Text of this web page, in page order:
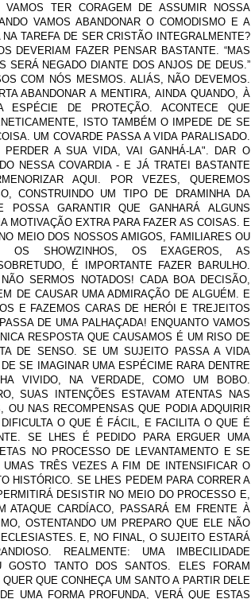
TER CORAGEM DE ASSUMIR NOSSA
VAMOS ABANDONAR O COMODISMO E A
TAREFA DE SER CRISTÃO INTEGRALMENTE?
DEVERIAM FAZER PENSAR BASTANTE. “MAS
SERÁ NEGADO DIANTE DOS ANJOS DE DEUS.”
COM NÓS MESMOS. ALIÁS, NÃO DEVEMOS.
ABANDONAR A MENTIRA, AINDA QUANDO, À
ESPÉCIE DE PROTEÇÃO. ACONTECE QUE
ISTO TAMBÉM O IMPEDE DE SE
UM COVARDE PASSA A VIDA PARALISADO.
A SUA VIDA, VAI GANHÁ-LA". DAR O
NESSA COVARDIA - E JÁ TRATEI BASTANTE
AQUI. POR VEZES, QUEREMOS
CONSTRUINDO UM TIPO DE DRAMINHA DA
POSSA GARANTIR QUE GANHARÁ ALGUNS
MOTIVAÇÃO EXTRA PARA FAZER AS COISAS. E
MEIO DOS NOSSOS AMIGOS, FAMILIARES OU
OS SHOWZINHOS, OS EXAGEROS, AS
É IMPORTANTE FAZER BARULHO.
SERMOS NOTADOS! CADA BOA DECISÃO,
DE CAUSAR UMA ADMIRAÇÃO DE ALGUÉM. E
E FAZEMOS CARAS DE HERÓI E TREJEITOS
DE UMA PALHAÇADA! ENQUANTO VAMOS
RESPOSTA QUE CAUSAMOS É UM RISO DE
DE SENSO. SE UM SUJEITO PASSA A VIDA
SE IMAGINAR UMA ESPÉCIME RARA DENTRE
VIVIDO, NA VERDADE, COMO UM BOBO.
SUAS INTENÇÕES ESTAVAM ATENTAS NAS
OU NAS RECOMPENSAS QUE PODIA ADQUIRIR
O QUE É FÁCIL, E FACILITA O QUE É
SE LHES É PEDIDO PARA ERGUER UMA
NO PROCESSO DE LEVANTAMENTO E SE
TRÊS VEZES A FIM DE INTENSIFICAR O
HISTÓRICO. SE LHES PEDEM PARA CORRER A
DESISTIR NO MEIO DO PROCESSO E,
ATAQUE CARDÍACO, PASSARÁ EM FRENTE À
OSTENTANDO UM PREPARO QUE ELE NÃO
E, NO FINAL, O SUJEITO ESTARÁ
REALMENTE: UMA IMBECILIDADE
TANTO DOS SANTOS. ELES FORAM
QUE CONHEÇA UM SANTO A PARTIR DELE
UMA FORMA PROFUNDA, VERÁ QUE ESTAS